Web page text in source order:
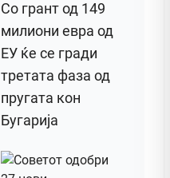
Со грант од 149
милиони евра од
ЕУ ќе се гради
третата фаза од
пругата кон
Бугарија